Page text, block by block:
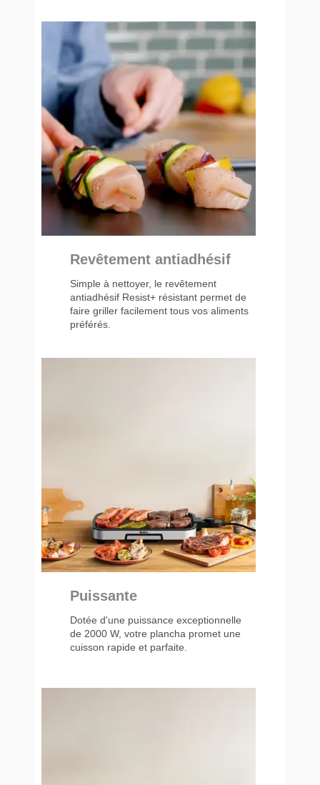
Revêtement antiadhésif
Simple à nettoyer, le revêtement
antiadhésif Resist+ résistant permet de
faire griller facilement tous vos aliments
préférés.
Puissante
Dotée d'une puissance exceptionnelle
de 2000 W, votre plancha promet une
cuisson rapide et parfaite.